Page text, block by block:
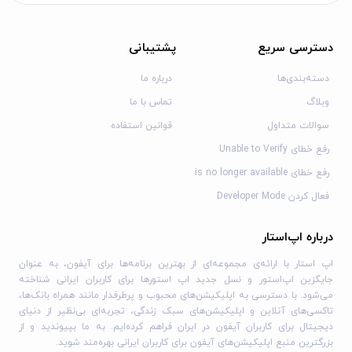
درخواست صدور کارت هدیه مجازی
حقیقی مشترک
درخواست فراموشی رمز و تعیین مجدد رمز ورود به موبایل بانک به
صورت غیر حضوری
تعیین و تغییر رمز اول و دوم کارت
مسدودسازی کارت مفقودی
و...)
تغییر شماره موبایل به صورت غیر حضوری
دسترسی از طریق نسخه PWA برای سیستم‌عامل iOS
موبایل بانک سینا در تلاش است با بهبود در خدمات خود، رضایت
هر چه بیشتر مشتریان را بدست آورد.
دسترسی سریع
دسته‌بندی‌ها
وبلاگ
سوالات متداول
رفع خطای Unable to Verify
رفع خطای is no longer available
فعال کردن Developer Mode
پشتیبانی
درباره ما
تماس با ما
قوانین استفاده
درباره اپ‌استار
اپ استار با ارائه‌ی مجموعه‌ای از بهترین برنامه‌ها برای آیفون، به عنوان
جایگزین اپ‌استور و نسل جدید اپ استورها برای کاربران ایرانی شناخته
می‌شود. با دسترسی به اپلیکیشن‌های محبوب و پرطرفدار مانند همراه بانک‌ها،
تاکسی‌های آنلاین و اپلیکیشن‌های سبک زندگی، تجربه‌ای بی‌نظیر از دنیای
دیجیتال برای کاربران آیفون در ایران فراهم کرده‌ایم. به ما بپیوندید و از
بزرگترین منبع اپلیکیشن‌های آیفون برای کاربران ایرانی بهره‌مند شوید.